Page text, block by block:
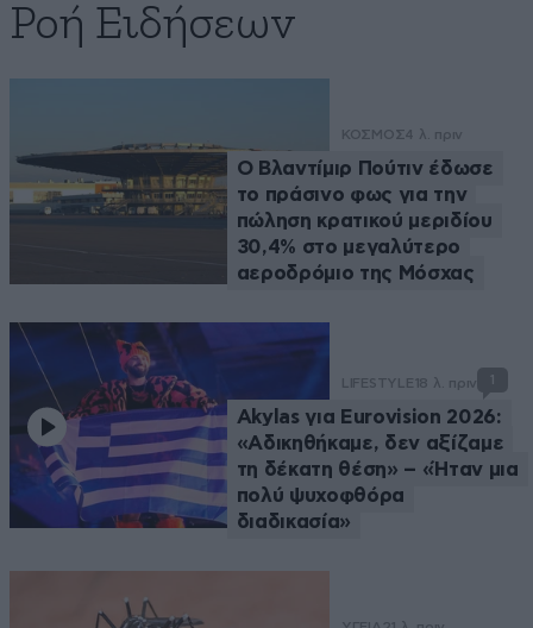
Ροή Ειδήσεων
ΚΟΣΜΟΣ4 λ. πριν
Ο Βλαντίμιρ Πούτιν έδωσε
το πράσινο φως για την
πώληση κρατικού μεριδίου
30,4% στο μεγαλύτερο
αεροδρόμιο της Μόσχας
LIFESTYLE 18 λ. πριν 1
Akylas για Eurovision 2026:
«Aδικηθήκαμε, δεν αξίζαμε
τη δέκατη θέση» – «Ήταν μια
πολύ ψυχοφθόρα
διαδικασία»